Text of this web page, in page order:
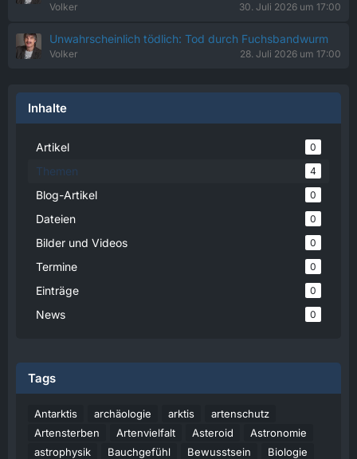
Volker 30. Juli 2026 um 17:00
Unwahrscheinlich tödlich: Tod durch Fuchsbandwurm
Volker 28. Juli 2026 um 17:00
Inhalte
Artikel 0
Themen 4
Blog-Artikel 0
Dateien 0
Bilder und Videos 0
Termine 0
Einträge 0
News 0
Tags
Antarktis archäologie arktis
artenschutz
Artensterben
Artenvielfalt Asteroid
Astronomie
astrophysik
Bauchgefühl Bewusstsein
Biologie